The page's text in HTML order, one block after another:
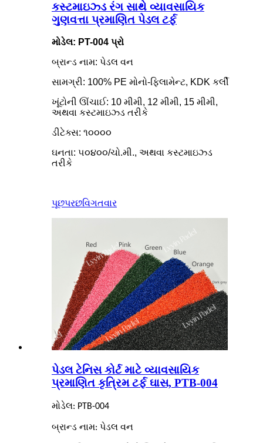
કસ્ટમાઇઝ્ડ રંગ સાથે વ્યાવસાયિક
ગુણવત્તા પ્રમાણિત પેડલ ટર્ફ
મોડેલ: PT-004 પ્રો
બ્રાન્ડ નામ: પેડલ વન
સામગ્રી: 100% PE મોનો-ફિલામેન્ટ, KDK કર્લી
ખૂંટોની ઊંચાઈ: 10 મીમી, 12 મીમી, 15 મીમી,
અથવા કસ્ટમાઇઝ્ડ તરીકે
ડીટેક્સ: ૧૦૦૦૦
ઘનતા: ૫૦૪૦૦/ચો.મી., અથવા કસ્ટમાઇઝ્ડ
તરીકે
પૂછપરછવિગતવાર
પેડલ ટેનિસ કોર્ટ માટે વ્યાવસાયિક
પ્રમાણિત કૃત્રિમ ટર્ફ ઘાસ, PTB-004
મોડેલ: PTB-004
બ્રાન્ડ નામ: પેડલ વન